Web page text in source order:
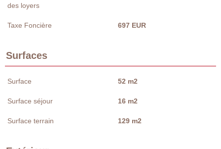
des loyers
Taxe Foncière 697 EUR
Surfaces
Surface 52 m2
Surface séjour 16 m2
Surface terrain 129 m2